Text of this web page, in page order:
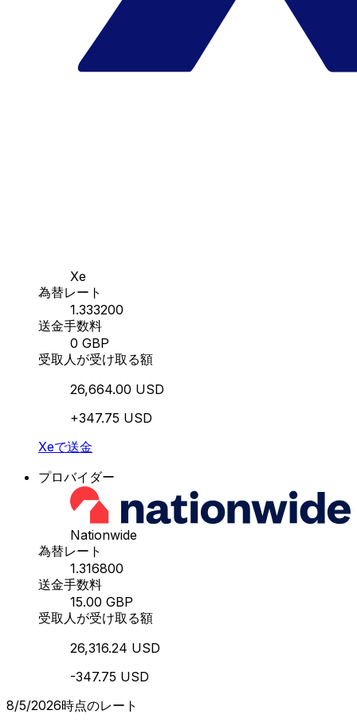
Xe
為替レート
1.333200
送金手数料
0 GBP
受取人が受け取る額
26,664.00 USD
+347.75 USD
Xeで送金
プロバイダー
Nationwide
為替レート
1.316800
送金手数料
15.00 GBP
受取人が受け取る額
26,316.24 USD
-347.75 USD
8/5/2026時点のレート